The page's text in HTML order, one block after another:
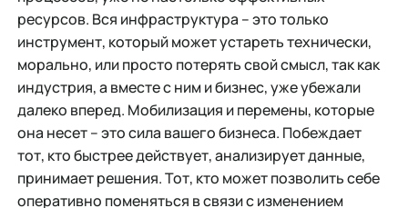
ресурсов. Вся инфраструктура – это только
инструмент, который может устареть технически,
морально, или просто потерять свой смысл, так как
индустрия, а вместе с ним и бизнес, уже убежали
далеко вперед. Мобилизация и перемены, которые
она несет – это сила вашего бизнеса. Побеждает
тот, кто быстрее действует, анализирует данные,
принимает решения. Тот, кто может позволить себе
оперативно поменяться в связи с изменением